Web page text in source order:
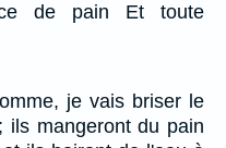
de pain Et toute
je vais briser le
ils mangeront du pain